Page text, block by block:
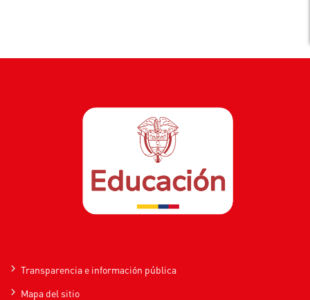
Transparencia e información pública
Mapa del sitio